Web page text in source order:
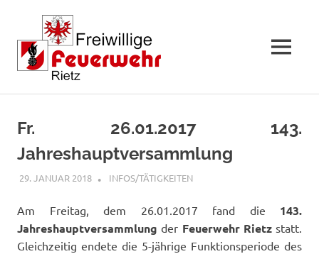
springen
MENÜ
Fr. 26.01.2017 143.
Jahreshauptversammlung
29. JANUAR 2018 FFWRIETZ
INFOS/TÄTIGKEITEN
Am Freitag, dem 26.01.2017 fand die 143.
Jahreshauptversammlung der Feuerwehr Rietzstatt.
Gleichzeitig endete die 5-jährige Funktionsperiode des